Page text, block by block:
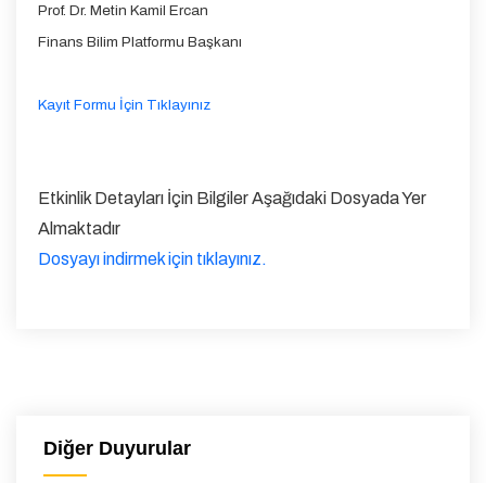
Prof. Dr. Metin Kamil Ercan
Finans Bilim Platformu Başkanı
Kayıt Formu İçin Tıklayınız
Etkinlik Detayları İçin Bilgiler Aşağıdaki Dosyada Yer
Almaktadır
Dosyayı indirmek için tıklayınız.
Diğer Duyurular